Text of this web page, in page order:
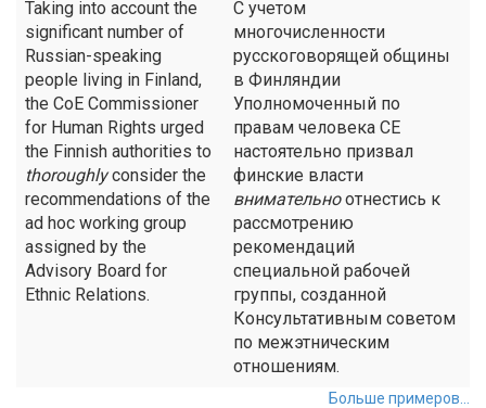
Taking into account the
significant number of
Russian-speaking
people living in Finland,
the CoE Commissioner
for Human Rights urged
the Finnish authorities to
thoroughlyconsider the
recommendations of the
ad hoc working group
assigned by the
Advisory Board for
Ethnic Relations.
С учетом
многочисленности
русскоговорящей общины
в Финляндии
Уполномоченный по
правам человека СЕ
настоятельно призвал
финские власти
внимательноотнестись к
рассмотрению
рекомендаций
специальной рабочей
группы, созданной
Консультативным советом
по межэтническим
отношениям.
Больше примеров...